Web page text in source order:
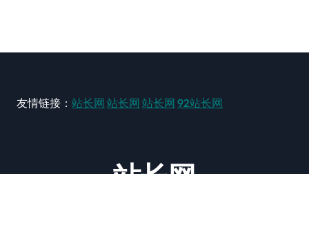
友情链接： 站长网 站长网 站长网 92站长网
站长网